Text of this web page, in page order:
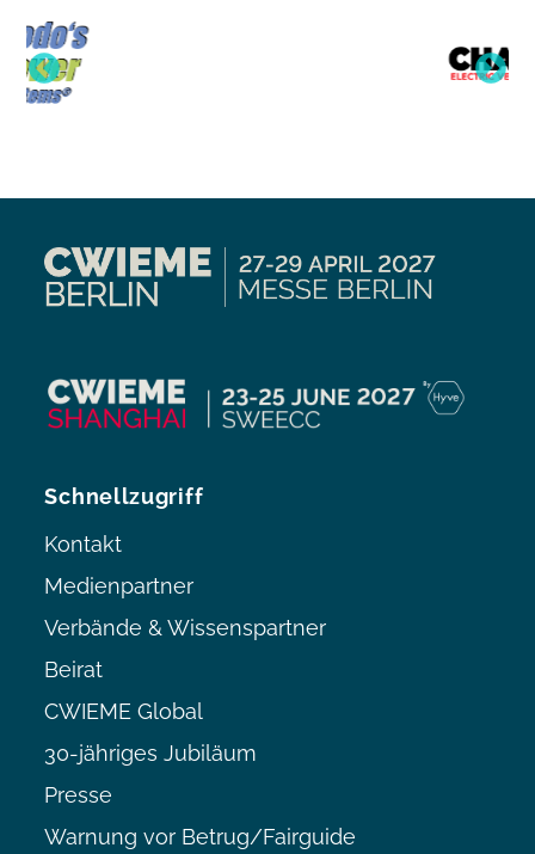
Schnellzugriff
Kontakt
Medienpartner
Verbände & Wissenspartner
Beirat
CWIEME Global
30-jähriges Jubiläum
Presse
Warnung vor Betrug/Fairguide